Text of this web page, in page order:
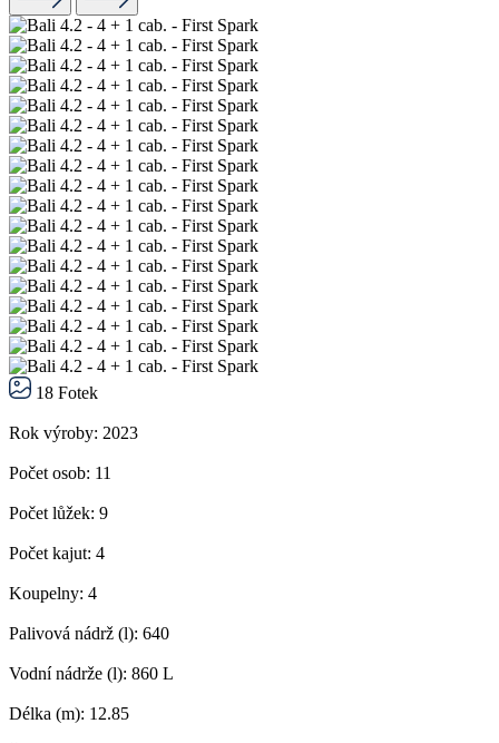
18 Fotek
Rok výroby: 2023
Počet osob: 11
Počet lůžek: 9
Počet kajut: 4
Koupelny: 4
Palivová nádrž (l): 640
Vodní nádrže (l): 860 L
Délka (m): 12.85